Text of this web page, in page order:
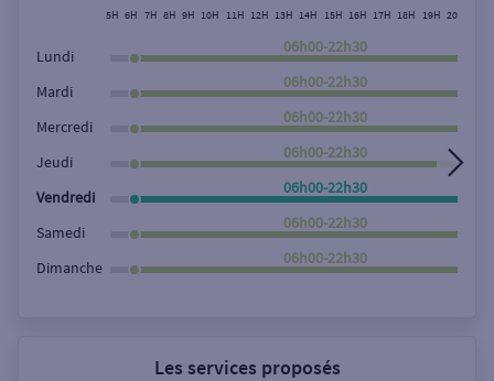
Rue
Rechercher
5H 6H 7H 8H 9H 10H 11H 12H 13H 14H 15H 16H 17H 18H 19H 20H
Lundi
06h00-22h30
Mardi
06h00-22h30
Mercredi
06h00-22h30
Jeudi
06h00-22h30
Vendredi
06h00-22h30
Samedi
06h00-22h30
Dimanche
06h00-22h30
Les services proposés